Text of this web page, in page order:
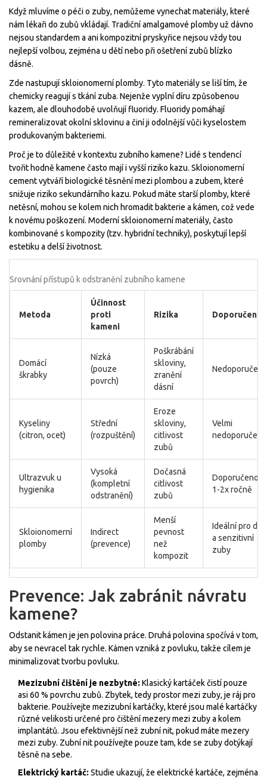
Když mluvíme o péči o zuby, nemůžeme vynechat materiály, které
nám lékaři do zubů vkládají. Tradiční amalgamové plomby už dávno
nejsou standardem a ani kompozitní pryskyřice nejsou vždy tou
nejlepší volbou, zejména u dětí nebo při ošetření zubů blízko
dásně.
Zde nastupujískloionomerní plomby. Tyto materiály se liší tím, že
chemicky reagují s tkání zuba. Nejenže vyplní díru způsobenou
kazem, ale dlouhodobě uvolňují fluoridy. Fluoridy pomáhají
remineralizovat okolní sklovinu a činí ji odolnější vůči kyselostem
produkovaným bakteriemi.
Proč je to důležité v kontextu zubního kamene? Lidé s tendencí
tvořit hodně kamene často mají i vyšší riziko kazu. Skloionomerní
cement vytváří biologické těsnění mezi plombou a zubem, které
snižuje riziko sekundárního kazu. Pokud máte starší plomby, které
netěsní, mohou se kolem nich hromadit bakterie a kámen, což vede
k novému poškození. Moderní skloionomerní materiály, často
kombinované s kompozity (tzv. hybridní techniky), poskytují lepší
estetiku a delší životnost.
Srovnání přístupů k odstranění zubního kamene
Metoda
Účinnost
proti
kameni
Rizika Doporučení
Domácí
škrabky
Nízká
(pouze
povrch)
Poškrábání
skloviny,
zranění
dásní
Nedoporučeno
Kyseliny
(citron, ocet)
Střední
(rozpuštění)
Eroze
skloviny,
citlivost
zubů
Velmi
nedoporučeno
Ultrazvuk u
hygienika
Vysoká
(kompletní
odstranění)
Dočasná
citlivost
zubů
Doporučeno
1-2x ročně
Skloionomerní
plomby
Indirect
(prevence)
Menší
pevnost
než
kompozit
Ideální pro děti
a senzitivní
zuby
Prevence: Jak zabránit návratu
kamene?
Odstanit kámen je jen polovina práce. Druhá polovina spočívá v tom,
aby se nevracel tak rychle. Kámen vzniká z povluku, takže cílem je
minimalizovat tvorbu povluku.
Mezizubní čištění je nezbytné: Klasický kartáček čistí pouze
asi 60 % povrchu zubů. Zbytek, tedy prostor mezi zuby, je ráj pro
bakterie. Používejte mezizubní kartáčky, které jsou malé kartáčky
různé velikosti určené pro čištění mezery mezi zuby a kolem
implantátů. Jsou efektivnější než zubní nit, pokud máte mezery
mezi zuby. Zubní nit používejte pouze tam, kde se zuby dotýkají
těsně na sebe.
Elektrický kartáč: Studie ukazují, že elektrické kartáče, zejména